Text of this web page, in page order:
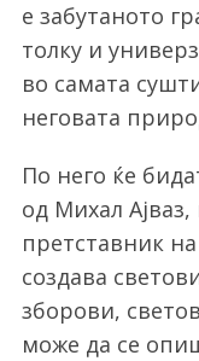
е забутаното
толку и
во самата
неговата
По него ќе
од Михал
претставник
создава
зборови,
може да се